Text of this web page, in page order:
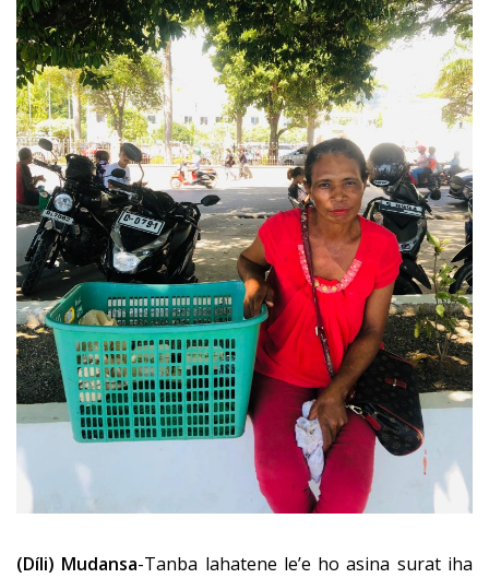
(Díli) Mudansa-Tanba lahatene le’e ho asina surat iha